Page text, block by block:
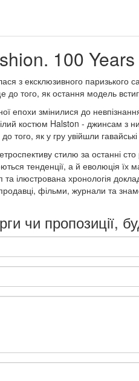
100
з ексклюзивного паризького
до того, як остання модель
епохи змінилися до
костюм Halston - джинсам з
того, як у гру увійшли
стилю за останні
тенденції, а й еволюція їх
ілюстрована хронологія
фільми, журнали та
чи пропозиції,